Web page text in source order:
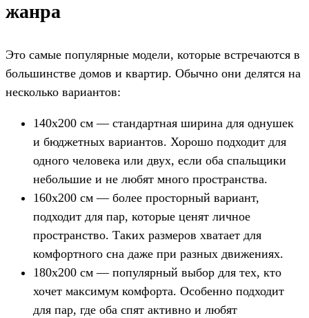
жанра
Это самые популярные модели, которые встречаются в
большинстве домов и квартир. Обычно они делятся на
несколько вариантов:
140х200 см — стандартная ширина для однушек
и бюджетных вариантов. Хорошо подходит для
одного человека или двух, если оба спальщики
небольшие и не любят много пространства.
160х200 см — более просторный вариант,
подходит для пар, которые ценят личное
пространство. Таких размеров хватает для
комфортного сна даже при разных движениях.
180х200 см — популярный выбор для тех, кто
хочет максимум комфорта. Особенно подходит
для пар, где оба спят активно и любят